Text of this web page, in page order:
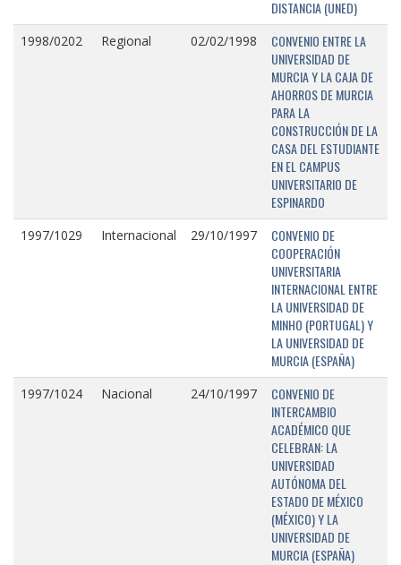
DISTANCIA (UNED)
1998/0202 Regional 02/02/1998
CONVENIO ENTRE LA
UNIVERSIDAD DE
MURCIA Y LA CAJA DE
AHORROS DE MURCIA
PARA LA
CONSTRUCCIÓN DE LA
CASA DEL ESTUDIANTE
EN EL CAMPUS
UNIVERSITARIO DE
ESPINARDO
1997/1029 Internacional 29/10/1997
CONVENIO DE
COOPERACIÓN
UNIVERSITARIA
INTERNACIONAL ENTRE
LA UNIVERSIDAD DE
MINHO (PORTUGAL) Y
LA UNIVERSIDAD DE
MURCIA (ESPAÑA)
1997/1024 Nacional 24/10/1997
CONVENIO DE
INTERCAMBIO
ACADÉMICO QUE
CELEBRAN: LA
UNIVERSIDAD
AUTÓNOMA DEL
ESTADO DE MÉXICO
(MÉXICO) Y LA
UNIVERSIDAD DE
MURCIA (ESPAÑA)